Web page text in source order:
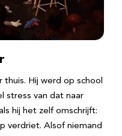
thuis. Hij werd op school
stress van dat naar
hij het zelf omschrijft:
verdriet. Alsof niemand